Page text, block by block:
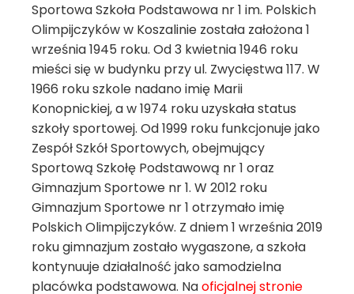
Sportowa Szkoła Podstawowa nr 1 im. Polskich
Olimpijczyków w Koszalinie została założona 1
września 1945 roku. Od 3 kwietnia 1946 roku
mieści się w budynku przy ul. Zwycięstwa 117. W
1966 roku szkole nadano imię Marii
Konopnickiej, a w 1974 roku uzyskała status
szkoły sportowej. Od 1999 roku funkcjonuje jako
Zespół Szkół Sportowych, obejmujący
Sportową Szkołę Podstawową nr 1 oraz
Gimnazjum Sportowe nr 1. W 2012 roku
Gimnazjum Sportowe nr 1 otrzymało imię
Polskich Olimpijczyków. Z dniem 1 września 2019
roku gimnazjum zostało wygaszone, a szkoła
kontynuuje działalność jako samodzielna
placówka podstawowa. Naoficjalnej stronie